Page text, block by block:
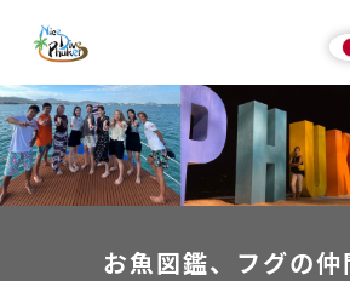
お魚図鑑、フグの仲